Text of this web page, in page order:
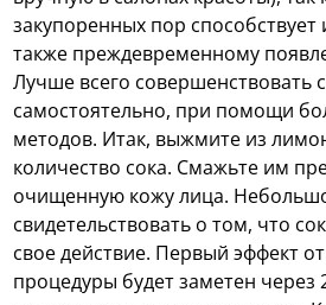
закупоренных пор
также преждевременному
Лучше всего совершенствовать
самостоятельно, при помощи
методов. Итак, выжмите из
количество сока. Смажьте им
очищенную кожу лица.
свидетельствовать о том, что
свое действие. Первый эффект
процедуры будет заметен через